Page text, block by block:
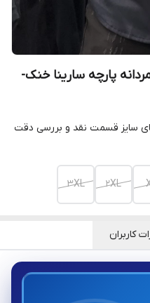
پارچه سارینا خنک-
سایز قسمت نقد و بررسی دقت
2XL
3XL
کاربران